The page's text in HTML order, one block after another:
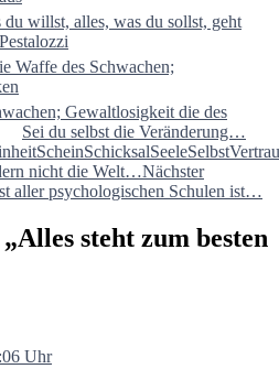
willst, alles, was du sollst, geht
Gewaltlosigkeit die des
Sei du selbst die Veränderung…
ScheinSchicksalSeeleSelbst
nicht die Welt…Nächster
aller psychologischen Schulen ist…
steht zum besten
Uhr